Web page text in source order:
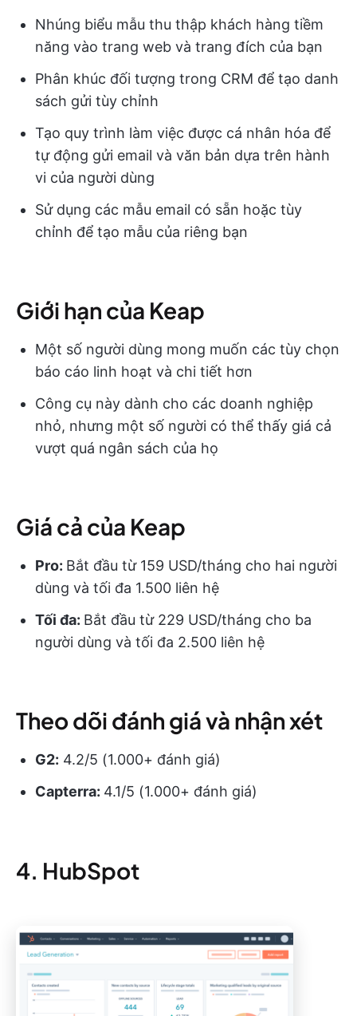
Nhúng biểu mẫu thu thập khách hàng tiềm
năng vào trang web và trang đích của bạn
Phân khúc đối tượng trong CRM để tạo danh
sách gửi tùy chỉnh
Tạo quy trình làm việc được cá nhân hóa để
tự động gửi email và văn bản dựa trên hành
vi của người dùng
Sử dụng các mẫu email có sẵn hoặc tùy
chỉnh để tạo mẫu của riêng bạn
Giới hạn của Keap
Một số người dùng mong muốn các tùy chọn
báo cáo linh hoạt và chi tiết hơn
Công cụ này dành cho các doanh nghiệp
nhỏ, nhưng một số người có thể thấy giá cả
vượt quá ngân sách của họ
Giá cả của Keap
Pro: Bắt đầu từ 159 USD/tháng cho hai người
dùng và tối đa 1.500 liên hệ
Tối đa: Bắt đầu từ 229 USD/tháng cho ba
người dùng và tối đa 2.500 liên hệ
Theo dõi đánh giá và nhận xét
G2: 4.2/5 (1.000+ đánh giá)
Capterra: 4.1/5 (1.000+ đánh giá)
4. HubSpot